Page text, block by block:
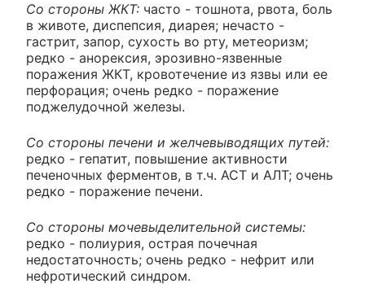
Со стороны ЖКТ: часто - тошнота, рвота, боль
в животе, диспепсия, диарея; нечасто -
гастрит, запор, сухость во рту, метеоризм;
редко - анорексия, эрозивно-язвенные
поражения ЖКТ, кровотечение из язвы или ее
перфорация; очень редко - поражение
поджелудочной железы.
Со стороны печени и желчевыводящих путей:
редко - гепатит, повышение активности
печеночных ферментов, в т.ч. ACT и АЛТ; очень
редко - поражение печени.
Со стороны мочевыделительной системы:
редко - полиурия, острая почечная
недостаточность; очень редко - нефрит или
нефротический синдром.